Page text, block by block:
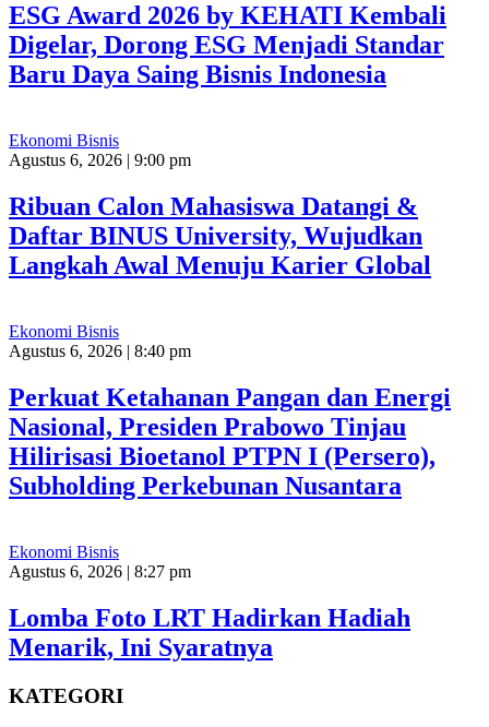
ESG Award 2026 by KEHATI Kembali
Digelar, Dorong ESG Menjadi Standar
Baru Daya Saing Bisnis Indonesia
Ekonomi Bisnis
Agustus 6, 2026 | 9:00 pm
Ribuan Calon Mahasiswa Datangi &
Daftar BINUS University, Wujudkan
Langkah Awal Menuju Karier Global
Ekonomi Bisnis
Agustus 6, 2026 | 8:40 pm
Perkuat Ketahanan Pangan dan Energi
Nasional, Presiden Prabowo Tinjau
Hilirisasi Bioetanol PTPN I (Persero),
Subholding Perkebunan Nusantara
Ekonomi Bisnis
Agustus 6, 2026 | 8:27 pm
Lomba Foto LRT Hadirkan Hadiah
Menarik, Ini Syaratnya
KATEGORI